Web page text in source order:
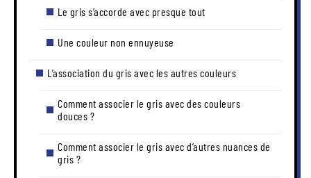
Le gris s’accorde avec presque tout
Une couleur non ennuyeuse
L’association du gris avec les autres couleurs
Comment associer le gris avec des couleurs
douces ?
Comment associer le gris avec d’autres nuances de
gris ?